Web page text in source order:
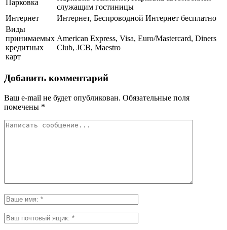
Парковка
служащим гостиницы
Интернет
Интернет, Беспроводной Интернет бесплатно
Виды
принимаемых
кредитных
карт
American Express, Visa, Euro/Mastercard, Diners
Club, JCB, Maestro
Добавить комментарий
Ваш e-mail не будет опубликован. Обязательные поля
помечены *